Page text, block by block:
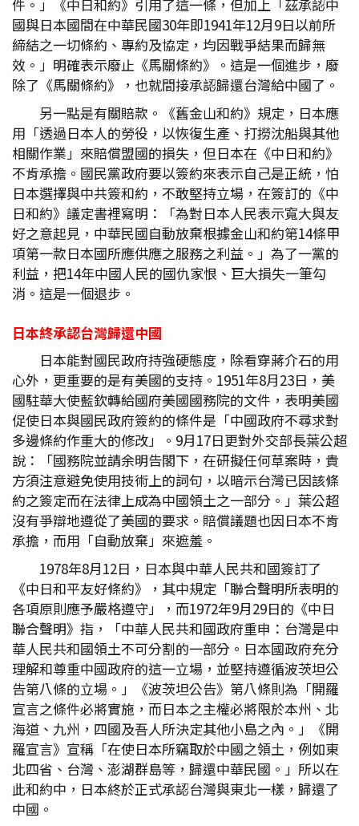
件。」《中日和約》引用了這一條，但加上「茲承認中
國與日本國間在中華民國30年即1941年12月9日以前所
締結之一切條約、專約及協定，均因戰爭結果而歸無
效。」明確表示廢止《馬關條約》。這是一個進步，廢
除了《馬關條約》，也就間接承認歸還台灣給中國了。
另一點是有關賠款。《舊金山和約》規定，日本應
用「透過日本人的勞役，以恢復生產、打撈沈船與其他
相關作業」來賠償盟國的損失，但日本在《中日和約》
不肯承擔。國民黨政府要以簽約來表示自己是正統，怕
日本選擇與中共簽和約，不敢堅持立場，在簽訂的《中
日和約》議定書裡寫明：「為對日本人民表示寬大與友
好之意起見，中華民國自動放棄根據金山和約第14條甲
項第一款日本國所應供應之服務之利益。」為了一黨的
利益，把14年中國人民的國仇家恨、巨大損失一筆勾
消。這是一個退步。
日本終承認台灣歸還中國
日本能對國民政府持強硬態度，除看穿蔣介石的用
心外，更重要的是有美國的支持。1951年8月23日，美
國駐華大使藍欽轉給國府美國國務院的文件，表明美國
促使日本與國民政府簽約的條件是「中國政府不尋求對
多邊條約作重大的修改」。9月17日更對外交部長葉公超
說：「國務院並請余明告閣下，在研擬任何草案時，貴
方須注意避免使用技術上的詞句，以暗示台灣已因該條
約之簽定而在法律上成為中國領土之一部分。」葉公超
沒有爭辯地遵從了美國的要求。賠償議題也因日本不肯
承擔，而用「自動放棄」來遮羞。
1978年8月12日，日本與中華人民共和國簽訂了
《中日和平友好條約》，其中規定「聯合聲明所表明的
各項原則應予嚴格遵守」，而1972年9月29日的《中日
聯合聲明》指，「中華人民共和國政府重申：台灣是中
華人民共和國領土不可分割的一部分。日本國政府充分
理解和尊重中國政府的這一立場，並堅持遵循波茨坦公
告第八條的立場。」《波茨坦公告》第八條則為「開羅
宣言之條件必將實施，而日本之主權必將限於本州、北
海道、九州，四國及吾人所決定其他小島之內。」《開
羅宣言》宣稱「在使日本所竊取於中國之領土，例如東
北四省、台灣、澎湖群島等，歸還中華民國。」所以在
此和約中，日本終於正式承認台灣與東北一樣，歸還了
中國。